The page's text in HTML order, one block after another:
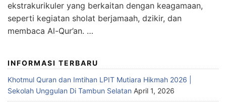
ekstrakurikuler yang berkaitan dengan keagamaan,
seperti kegiatan sholat berjamaah, dzikir, dan
membaca Al-Qur’an. …
INFORMASI TERBARU
Khotmul Quran dan Imtihan LPIT Mutiara Hikmah 2026 |
Sekolah Unggulan Di Tambun Selatan April 1, 2026